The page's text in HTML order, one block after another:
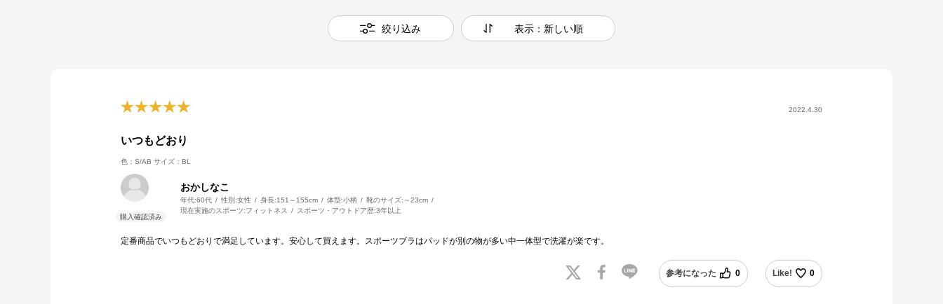
絞り込み 表示：新しい順
2022.4.30
いつもどおり
色：S/AB サイズ：BL
おかしなこ
年代:60代 性別:女性 身長:151～155cm 体型:小柄 靴のサイズ: ～23cm
現在実施のスポーツ:フィットネス スポーツ・アウトドア歴:3年以上
定番商品でいつもどおりで満足しています。安心して買えます。スポーツブラはパッドが別の物が多い中一体型で洗濯が楽です。
参考になった 0 Like! 0